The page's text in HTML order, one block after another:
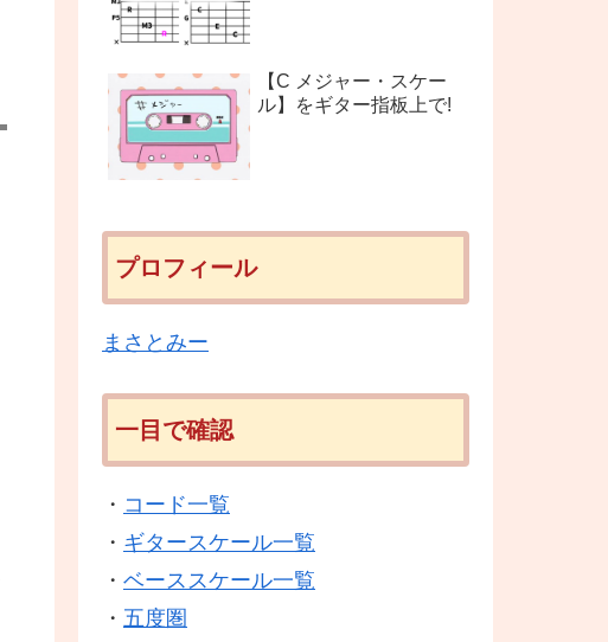
【C メジャー・スケー
ル】をギター指板上で!
プロフィール
まさとみー
一目で確認
・ コード一覧
・ ギタースケール一覧
・ ベーススケール一覧
・ 五度圏